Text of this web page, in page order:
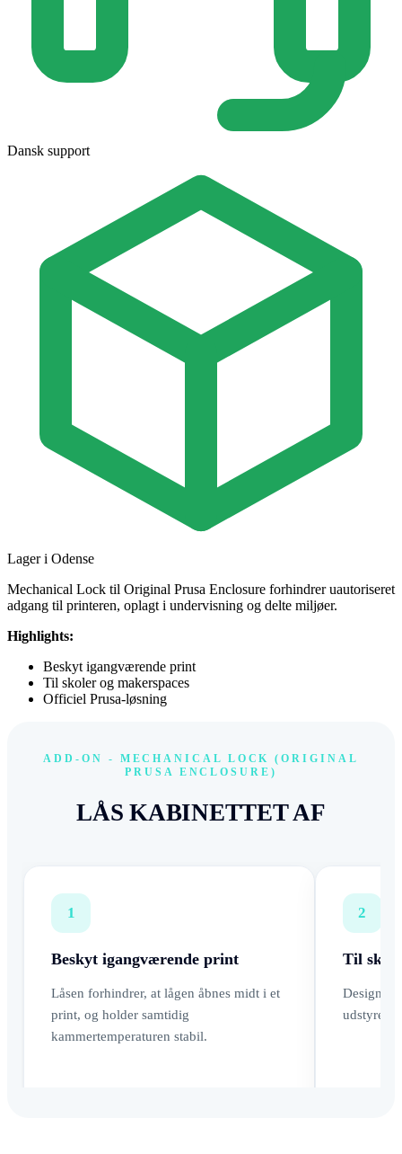
Dansk support
Lager i Odense
Mechanical Lock til Original Prusa Enclosure forhindrer uautoriseret
adgang til printeren, oplagt i undervisning og delte miljøer.
Highlights:
Beskyt igangværende print
Til skoler og makerspaces
Officiel Prusa-løsning
ADD-ON - MECHANICAL LOCK (ORIGINAL
PRUSA ENCLOSURE)
LÅS KABINETTET AF
1
Beskyt igangværende print
Låsen forhindrer, at lågen åbnes midt i et
print, og holder samtidig
kammertemperaturen stabil.
2
Til
Designet
udstyret.